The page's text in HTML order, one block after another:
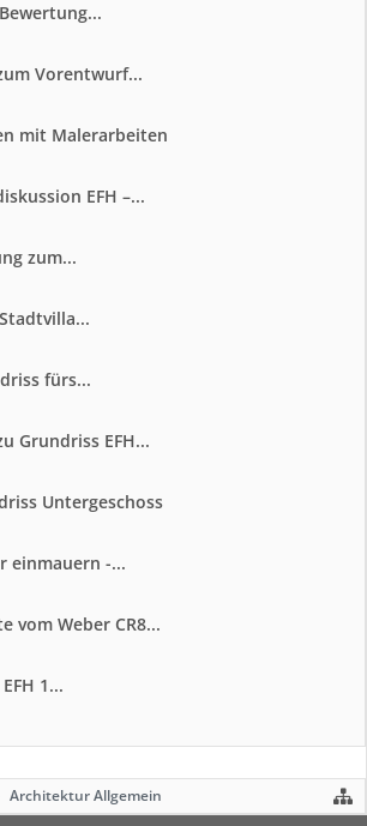
Vorentwurf...
mit Malerarbeiten
EFH –...
zum...
fürs...
Grundriss EFH...
Untergeschoss
einmauern -...
vom Weber CR8...
1...
Architektur Allgemein